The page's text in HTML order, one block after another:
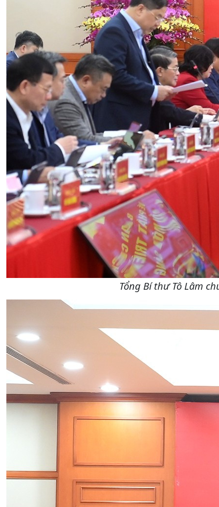
Tổng Bí thư Tô Lâm